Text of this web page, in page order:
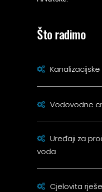
Što radimo
Vodovodne
Uređaji za
voda
Cjelovita